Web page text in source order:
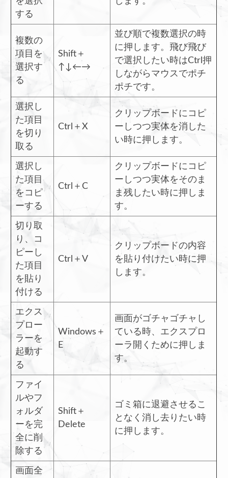
する
複数の
項目を
選択す
る
Shift＋
↑↓←→
並び順で複数選択の時
に押します。飛び飛び
で選択したい時はCtrl押
しながらマウスでポチ
ポチです。
選択し
た項目
を切り
取る
Ctrl＋X
クリップボードにコピ
ーしつつ実体を消した
い時に押します。
選択し
た項目
をコピ
ーする
Ctrl＋C
クリップボードにコピ
ーしつつ実体をそのま
ま残したい時に押しま
す。
切り取
り、コ
ピーし
た項目
を貼り
付ける
Ctrl＋V
クリップボードの内容
を貼り付けたい時に押
します。
エクス
プロー
ラーを
起動す
る
Windows＋
E
画面がゴチャゴチャし
ている時、エクスプロ
ーラ開くために押しま
す。
ファイ
ルやフ
ォルダ
ーを完
全に削
除する
Shift＋
Delete
ゴミ箱に退避させるこ
となく消し去りたい時
に押します。
画面全